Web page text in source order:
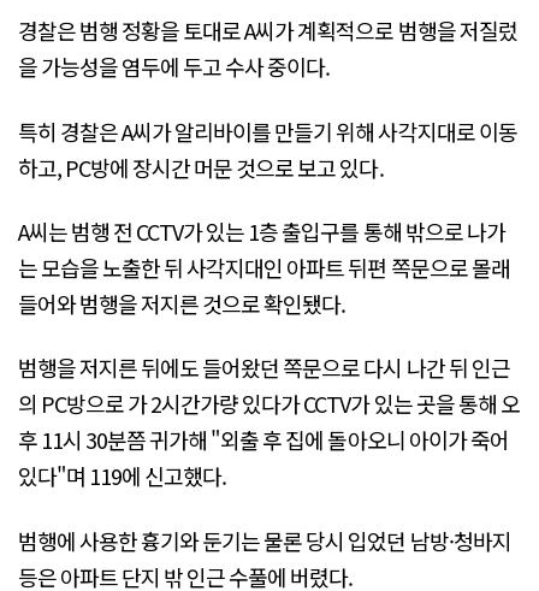
경찰은 범행 정황을 토대로 A씨가 계획적으로 범행을 저질렀
을 가능성을 염두에 두고 수사 중이다.
특히 경찰은 A씨가 알리바이를 만들기 위해 사각지대로 이동
하고, PC방에 장시간 머문 것으로 보고 있다.
A씨는 범행 전 CCTV가 있는 1층 출입구를 통해 밖으로 나가
는 모습을 노출한 뒤 사각지대인 아파트 뒤편 쪽문으로 몰래
들어와 범행을 저지른 것으로 확인됐다.
범행을 저지른 뒤에도 들어왔던 쪽문으로 다시 나간 뒤 인근
의 PC방으로 가 2시간가량 있다가 CCTV가 있는 곳을 통해 오
후 11시 30분쯤 귀가해 "외출 후 집에 돌아오니 아이가 죽어
있다"며 119에 신고했다.
범행에 사용한 흉기와 둔기는 물론 당시 입었던 남방·청바지
등은 아파트 단지 밖 인근 수풀에 버렸다.